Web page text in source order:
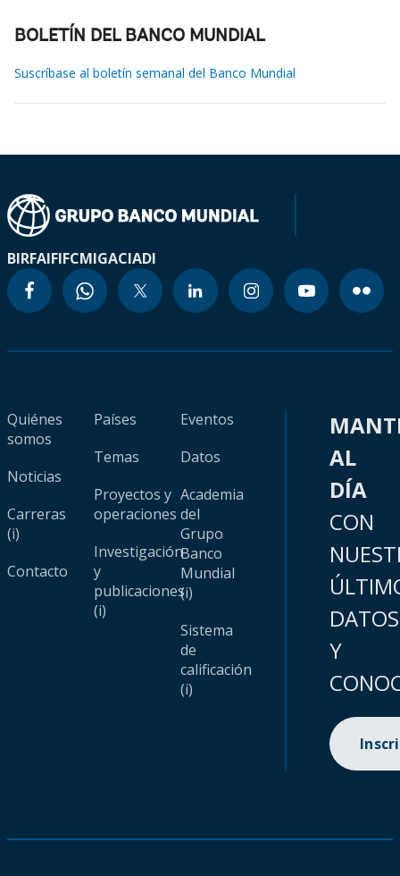
BOLETÍN DEL BANCO MUNDIAL
Suscríbase al boletín semanal del Banco Mundial
BIRFAIFIFCMIGACIADI
Quiénes
somos
Noticias
Carreras
(i)
Contacto
Países
Temas
Proyectos y
operaciones
Investigación
y
publicaciones
(i)
Eventos
Datos
Academia
del
Grupo
Banco
Mundial
(i)
Sistema
de
calificación
(i)
AL
DÍA
CON
DATOS
Y